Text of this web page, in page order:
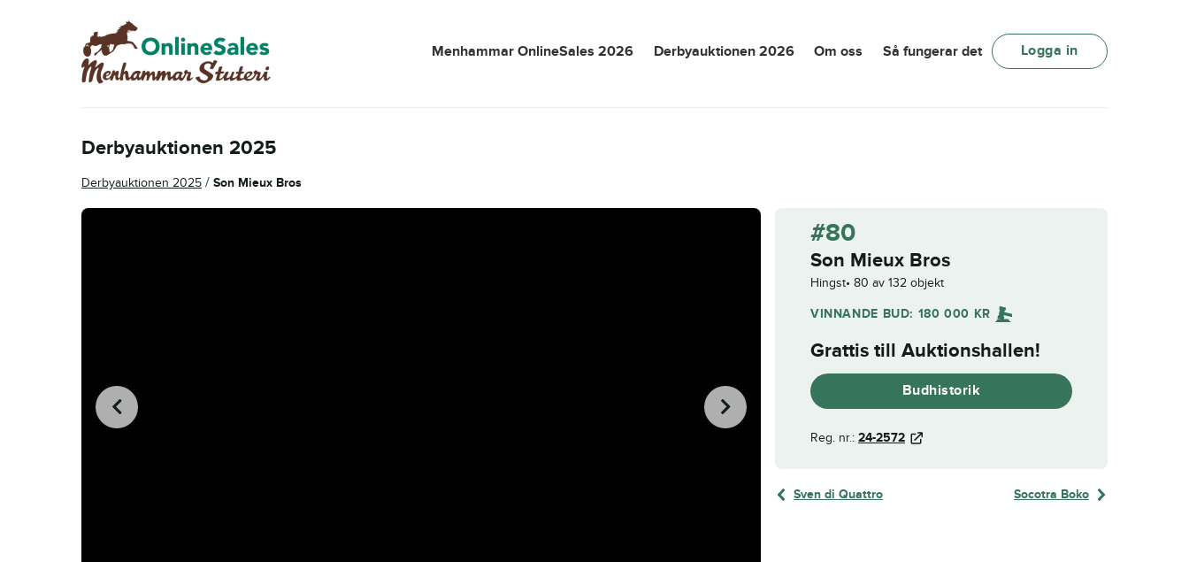
Hoppa
till
navigering
Hoppa
till
innehåll
Menhammar OnlineSales 2026 Derbyauktionen 2026 Om oss Så fungerar det Logga in
Derbyauktionen 2025
Derbyauktionen 2025 / Son Mieux Bros
#80
Son Mieux Bros
Hingst 80 av 132 objekt
VINNANDE BUD: 180 000 KR
Grattis till Auktionshallen!
Budhistorik
Reg. nr.: 24-2572
Sven di Quattro Socotra Boko